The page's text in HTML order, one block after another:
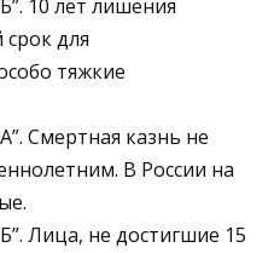
10 лет лишения
для
тяжкие
Смертная казнь не
В России на
Лица, не достигшие 15